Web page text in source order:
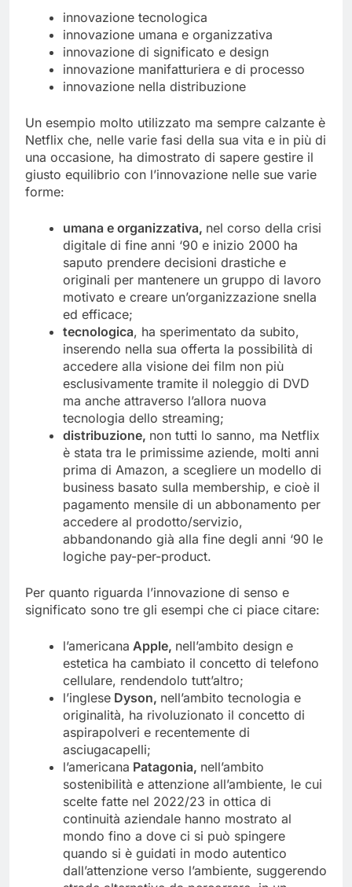
innovazione tecnologica
innovazione umana e organizzativa
innovazione di significato e design
innovazione manifatturiera e di processo
Un esempio molto utilizzato ma sempre calzante è
Netflix che, nelle varie fasi della sua vita e in più di
una occasione, ha dimostrato di sapere gestire il
giusto equilibrio con l’innovazione nelle sue varie
umana e organizzativa,nel corso della crisi
digitale di fine anni ‘90 e inizio 2000 ha
saputo prendere decisioni drastiche e
originali per mantenere un gruppo di lavoro
motivato e creare un’organizzazione snella
ed efficace;
tecnologica, ha sperimentato da subito,
inserendo nella sua offerta la possibilità di
accedere alla visione dei film non più
esclusivamente tramite il noleggio di DVD
ma anche attraverso l’allora nuova
tecnologia dello streaming;
distribuzione,non tutti lo sanno, ma Netflix
è stata tra le primissime aziende, molti anni
prima di Amazon, a scegliere un modello di
business basato sulla membership, e cioè il
pagamento mensile di un abbonamento per
accedere al prodotto/servizio,
abbandonando già alla fine degli anni ‘90 le
Per quanto riguarda l’innovazione di senso e
l’americana Apple,nell’ambito design e
estetica ha cambiato il concetto di telefono
cellulare, rendendolo tutt’altro;
l’ingleseDyson,nell’ambito tecnologia e
originalità, ha rivoluzionato il concetto di
aspirapolveri e recentemente di
asciugacapelli;
l’americanaPatagonia,nell’ambito
sostenibilità e attenzione all’ambiente, le cui
scelte fatte nel 2022/23 in ottica di
continuità aziendale hanno mostrato al
mondo fino a dove ci si può spingere
quando si è guidati in modo autentico